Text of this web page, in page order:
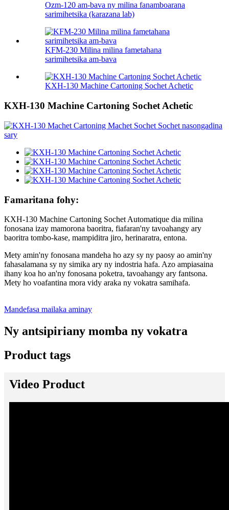
Ozm-120 am-bava ny milina fanamboarana
sarimihetsika (karazana lab)
KFM-230 Milina milina fametahana
sarimihetsika am-bava
KXH-130 Machine Cartoning Sochet Achetic
KXH-130 Machine Cartoning Sochet Achetic
Famaritana fohy:
KXH-130 Machine Cartoning Sochet Automatique dia milina
fonosana izay mamorona baoritra, fiafaran'ny tavoahangy ary
baoritra tombo-kase, mampiditra jiro, herinaratra, entona.
Mety amin'ny fonosana mandeha ho azy sy ny paosy ao amin'ny
fahasalamana sy ny simika ary ny indostria hafa. Azo ampiasaina
ihany koa ho an'ny fonosana poketra, tavoahangy ary fantsona.
Mety ho voafantina mora vidy araka ny vokatra samihafa.
Mandefasa mailaka aminay
Ny antsipiriany momba ny vokatra
Product tags
Video Product